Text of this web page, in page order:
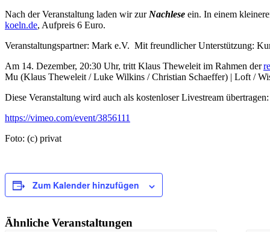
Nach der Veranstaltung laden wir zur Nachlese ein. In einem
koeln.de, Aufpreis 6 Euro.
Veranstaltungspartner: Mark e.V. Mit freundlicher Unterstützung:
Am 14. Dezember, 20:30 Uhr, tritt Klaus Theweleit im Rahmen der
Mu (Klaus Theweleit / Luke Wilkins / Christian Schaeffer) | Loft /
Diese Veranstaltung wird auch als kostenloser Livestream übertragen:
https://vimeo.com/event/3856111
Foto: (c) privat
Zum Kalender hinzufügen
Ähnliche Veranstaltungen